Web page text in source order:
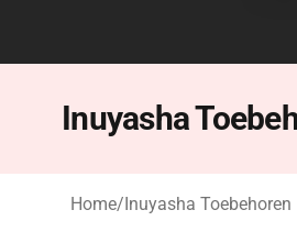
Inuyasha
Home/Inuyasha Toebehoren